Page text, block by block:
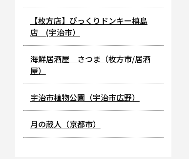
【枚方店】びっくりドンキー槙島
店 (宇治市）
海鮮居酒屋 さつま（枚方市/居酒
屋）
宇治市植物公園（宇治市広野）
月の蔵人（京都市）